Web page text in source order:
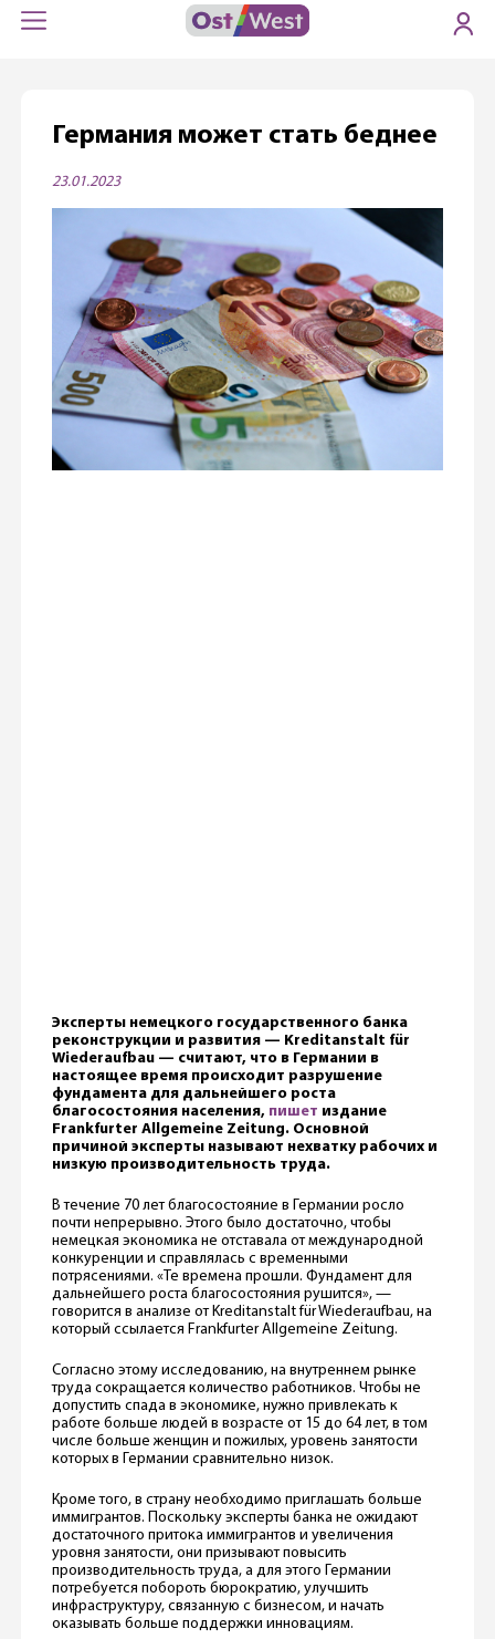
Германия может стать беднее
23.01.2023
Эксперты немецкого государственного банка
реконструкции и развития — Kreditanstalt für
Wiederaufbau — считают, что в Германии в
настоящее время происходит разрушение
фундамента для дальнейшего роста
благосостояния населения, пишет издание
Frankfurter Allgemeine Zeitung. Основной
причиной эксперты называют нехватку рабочих и
низкую производительность труда.
В течение 70 лет благосостояние в Германии росло
почти непрерывно. Этого было достаточно, чтобы
немецкая экономика не отставала от международной
конкуренции и справлялась с временными
потрясениями. «Те времена прошли. Фундамент для
дальнейшего роста благосостояния рушится», —
говорится в анализе от Kreditanstalt für Wiederaufbau, на
который ссылается Frankfurter Allgemeine Zeitung.
Согласно этому исследованию, на внутреннем рынке
труда сокращается количество работников. Чтобы не
допустить спада в экономике, нужно привлекать к
работе больше людей в возрасте от 15 до 64 лет, в том
числе больше женщин и пожилых, уровень занятости
которых в Германии сравнительно низок.
Кроме того, в страну необходимо приглашать больше
иммигрантов. Поскольку эксперты банка не ожидают
достаточного притока иммигрантов и увеличения
уровня занятости, они призывают повысить
производительность труда, а для этого Германии
потребуется побороть бюрократию, улучшить
инфраструктуру, связанную с бизнесом, и начать
оказывать больше поддержки инновациям.